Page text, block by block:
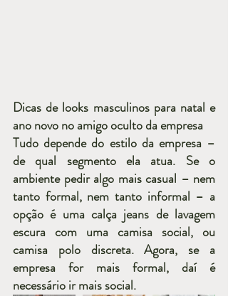
Dicas de looks masculinos para natal e
ano novo no amigo oculto da empresa
Tudo depende do estilo da empresa –
de qual segmento ela atua. Se o
ambiente pedir algo mais casual – nem
tanto formal, nem tanto informal – a
opção é uma calça jeans de lavagem
escura com uma camisa social, ou
camisa polo discreta. Agora, se a
empresa for mais formal, daí é
necessário ir mais social.